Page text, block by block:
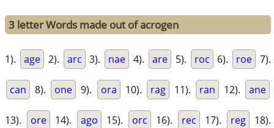
3 letter Words made out of acrogen
1). age 2). arc 3). nae 4). are 5). roc 6). roe 7).
can 8). one 9). ora 10). rag 11). ran 12). ane
13). ore 14). ago 15). orc 16). rec 17). reg 18).